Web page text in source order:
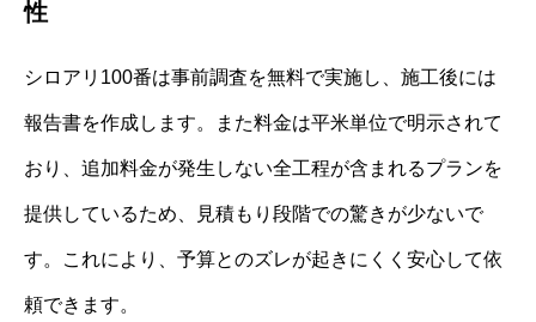
性
シロアリ100番は事前調査を無料で実施し、施工後には
報告書を作成します。また料金は平米単位で明示されて
おり、追加料金が発生しない全工程が含まれるプランを
提供しているため、見積もり段階での驚きが少ないで
す。これにより、予算とのズレが起きにくく安心して依
頼できます。